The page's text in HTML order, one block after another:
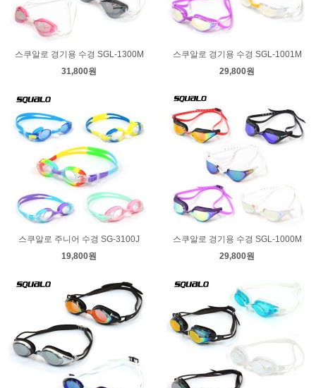
스쿠알로 경기용 수경 SGL-1300M
31,800원
스쿠알로 경기용 수경 SGL-1001M
29,800원
스쿠알로 주니어 수경 SG-3100J
19,800원
스쿠알로 경기용 수경 SGL-1000M
29,800원